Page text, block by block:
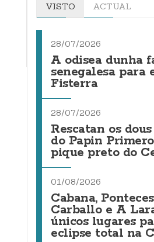
VISTO ACTUAL
28/07/2026
A odisea dunha
senegalesa para
Fisterra
28/07/2026
Rescatan os
do Papin
pique preto do
01/08/2026
Cabana,
Carballo e A
únicos lugares
eclipse total na